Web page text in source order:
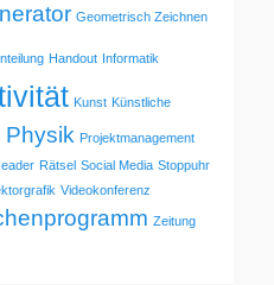
Geometrisch Zeichnen
Handout Informatik
Kunst Künstliche
Physik Projektmanagement
Rätsel Social Media Stoppuhr
Videokonferenz
Zeitung